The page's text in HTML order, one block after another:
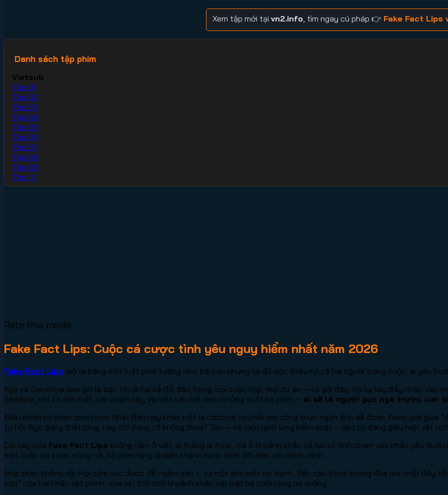
Xem tập mới tại vn2.info , tìm ngay cú pháp 👉 Fake Fact Lips
Danh sách tập phim
Vietsub
Tập 01
Tập 02
Tập 03
Tập 04
Tập 05
Tập 06
Tập 07
Tập 08
Tập 09
Tập 10
Rate this movie
Fake Fact Lips: Cuộc cá cược tình yêu nguy hiểm nhất năm 2026
Fake Fact Lips mở ra bằng một luật chơi tưởng như trẻ con nhưng lại đủ sức thiêu rụi cả hai người trong cuộc: ai yêu
Ryo và Zen chưa bao giờ là bạn. Họ là hai kẻ đối đầu trong mọi cuộc họp, mọi dự án — và giờ đây, họ tự tay đẩy nhau vào
deadline, chỉ có ánh mắt, cái chạm tay, và một câu hỏi treo lơ lửng suốt bộ phim — ai sẽ là người gục ngã trước con
Điều khiến bộ phim chính kịch Nhật Bản này khác biệt là cách nó từ chối mọi công thức ngôn tình dễ đoán. Ranh giới giữa
tự hỏi: Ryo đang thật lòng, hay chỉ đang cố không thua? Zen — kẻ luôn lạnh lùng kiểm soát — liệu có đang giấu một vết
Cái hay của Fake Fact Lips không nằm ở việc ai thắng ai thua, mà ở khoảnh khắc cả hai vô tình chạm vào phần yếu
một cuộc cá cược nông nổi, bộ phim lặng lẽ biến thành hành trình đối diện với chính mình.
Nhịp phim không vội. Mọi cảm xúc được để ngấm dần — từ một ánh mắt né tránh, đến câu thoại tưởng đùa mà chất đầy
con” của hai nhân vật chính, vừa nín thở chờ khoảnh khắc lớp mặt nạ cuối cùng rơi xuống.